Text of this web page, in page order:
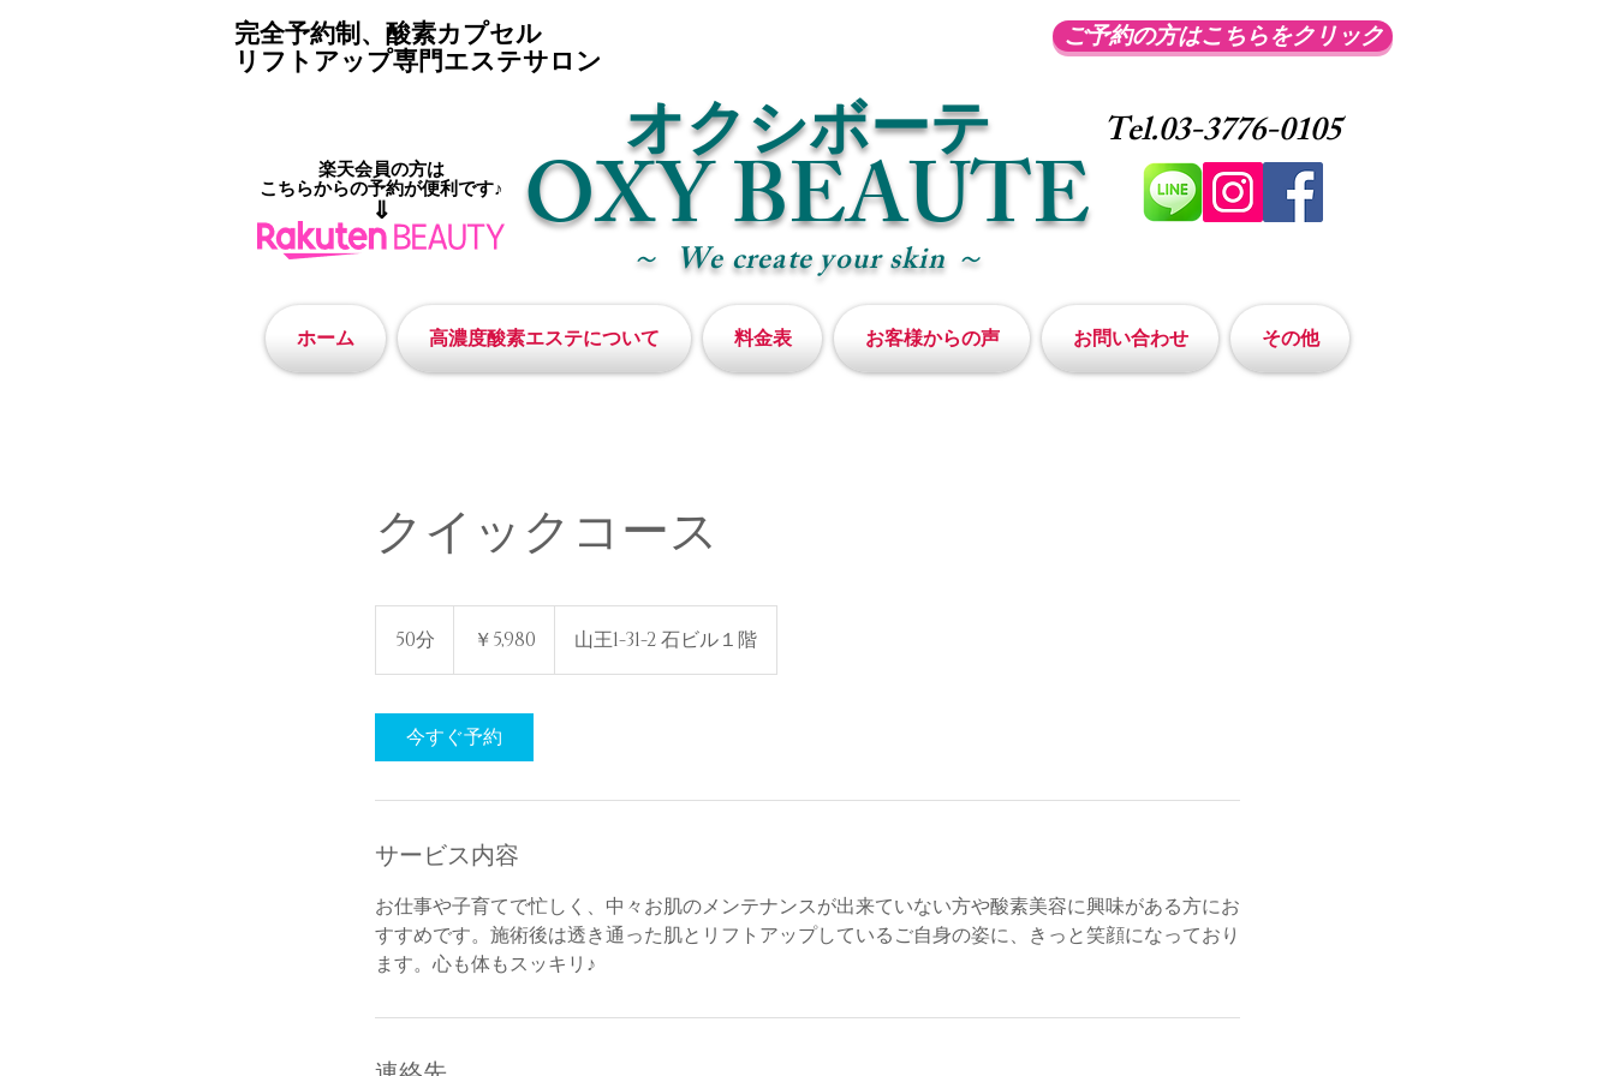
完全予約制、酸素カプセル
リフトアップ専門エステサロン
ご予約の方はこちらをクリック
～ We create your skin ～
OXY BEAUTE
​オクシボーテ Tel.03-3776-0105
楽天会員の方は
こちらからの予約が便利です♪
⇓
ホーム 高濃度酸素エステについて 料金表 お客様からの声 お問い合わせ その他
クイックコース
50分
0
￥5,980 山王1-31-2 石ビル１階
今すぐ予約
サービス内容
お仕事や子育てで忙しく、中々お肌のメンテナンスが出来ていない方や酸素美容に興味がある方にお
すすめです。施術後は透き通った肌とリフトアップしているご自身の姿に、きっと笑顔になっており
ます。心も体もスッキリ♪